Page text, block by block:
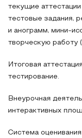
текущие
тестовые задания,
и анограмм, мини-
творческую работу
Итоговая
тестирование.
Внеурочная
интерактивных
Система